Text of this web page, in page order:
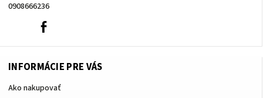
0908666236
0908666236
INFORMÁCIE PRE VÁS
Ako nakupovať